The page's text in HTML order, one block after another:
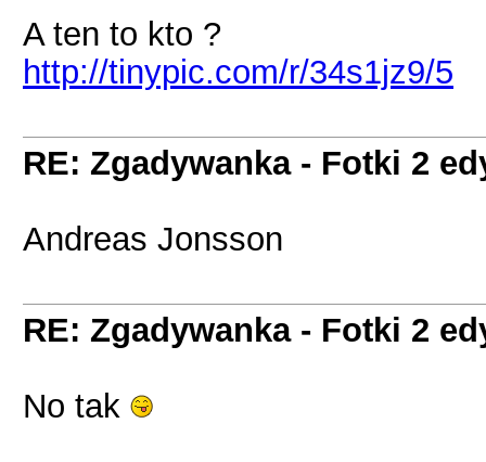
A ten to kto ?
http://tinypic.com/r/34s1jz9/5
RE: Zgadywanka - Fotki 2
Andreas Jonsson
RE: Zgadywanka - Fotki 2
No tak